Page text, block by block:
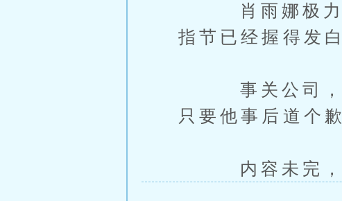
肖雨娜极力保
指节已经握得发白
事关公司，周
只要他事后道个
内容未完，